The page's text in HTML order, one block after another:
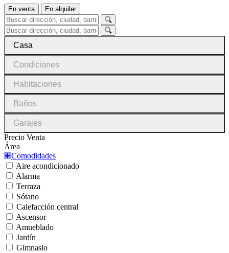
En venta En alquiler
Casa
Condiciones
Habitaciones
Baños
Garajes
Precio Venta
Área
Comodidades
Aire acondicionado
Alarma
Terraza
Sótano
Calefacción central
Ascensor
Amueblado
Jardín
Gimnasio